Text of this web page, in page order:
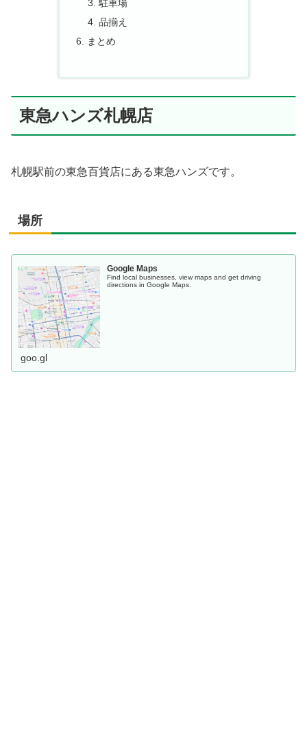
駐車場
品揃え
まとめ
東急ハンズ札幌店
札幌駅前の東急百貨店にある東急ハンズです。
場所
Google Maps
Find local businesses, view maps and get driving
directions in Google Maps.
goo.gl